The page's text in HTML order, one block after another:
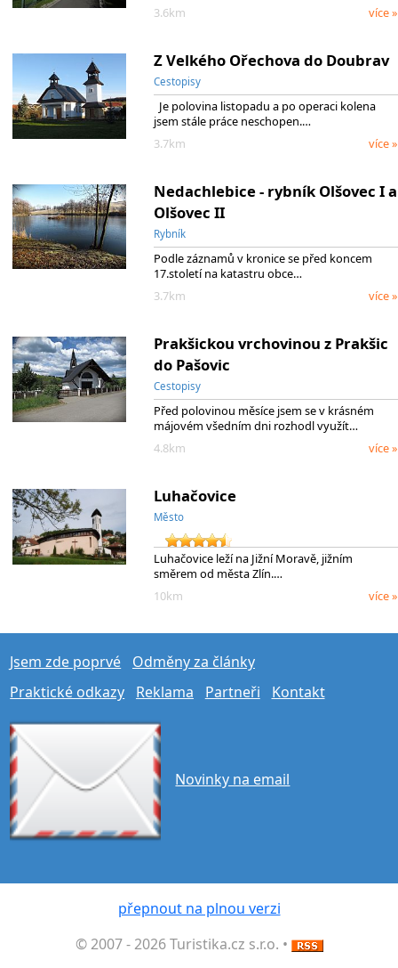
3.6km
více »
Z Velkého Ořechova do Doubrav
Cestopisy
Je polovina listopadu a po operaci kolena
jsem stále práce neschopen.…
3.7km
více »
Nedachlebice - rybník Olšovec I a
Olšovec II
Rybník
Podle záznamů v kronice se před koncem
17.století na katastru obce…
3.7km
více »
Prakšickou vrchovinou z Prakšic
do Pašovic
Cestopisy
Před polovinou měsíce jsem se v krásném
májovém všedním dni rozhodl využít…
4.8km
více »
Luhačovice
Město
Luhačovice leží na Jižní Moravě, jižním
směrem od města Zlín.…
10km
více »
Jsem zde poprvé
Odměny za články
Praktické odkazy
Reklama Partneři Kontakt
Novinky na email
přepnout na plnou verzi
© 2007 - 2026 Turistika.cz s.r.o. •